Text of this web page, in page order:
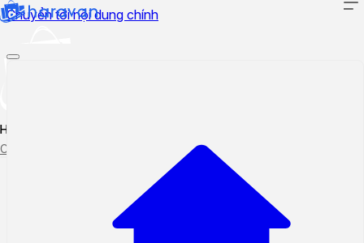
Chuyển tới nội dung chính
Hướng dẫn sử dụng
Cập nhật tính năng mới
Theo dõi ticket